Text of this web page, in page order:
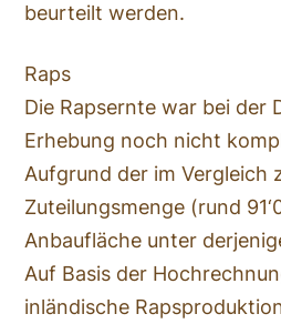
beurteilt werden.
Raps
Die Rapsernte war bei der
Erhebung noch nicht
Aufgrund der im Vergleich
Zuteilungsmenge (rund
Anbaufläche unter
Auf Basis der
inländische